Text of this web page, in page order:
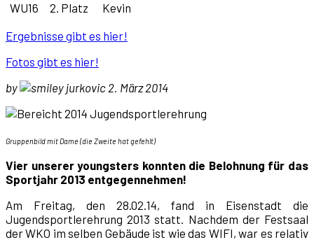
WU16
2. Platz
Kevin
Ergebnisse gibt es hier!
Fotos gibt es hier!
by
jurkovic 2. März 2014
Gruppenbild mit Dame (die Zweite hat gefehlt)
Vier unserer youngsters konnten die Belohnung für das
Sportjahr 2013 entgegennehmen!
Am Freitag, den 28.02.14, fand in Eisenstadt die
Jugendsportlerehrung 2013 statt. Nachdem der Festsaal
der WKO im selben Gebäude ist wie das WIFI, war es relativ